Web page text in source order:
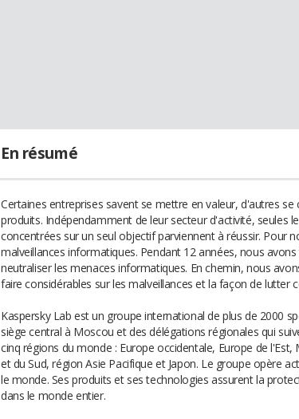
En résumé
Certaines entreprises savent se mettre en valeur, d'autres
produits. Indépendamment de leur secteur d'activité, seules
concentrées sur un seul objectif parviennent à réussir. Pour
malveillances informatiques. Pendant 12 années, nous
neutraliser les menaces informatiques. En chemin, nous
faire considérables sur les malveillances et la façon de lutter
Kaspersky Lab est un groupe international de plus de 2000
siège central à Moscou et des délégations régionales qui
cinq régions du monde : Europe occidentale, Europe de
et du Sud, région Asie Pacifique et Japon. Le groupe opère
le monde. Ses produits et ses technologies assurent la
dans le monde entier.